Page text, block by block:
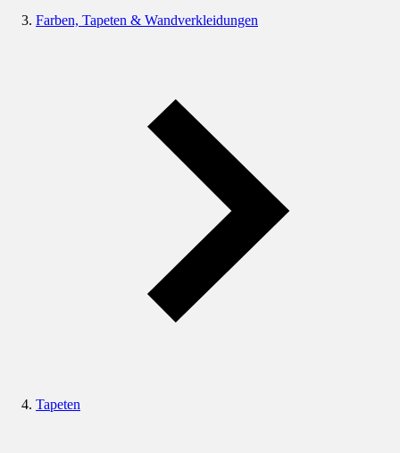
Farben, Tapeten & Wandverkleidungen
Tapeten